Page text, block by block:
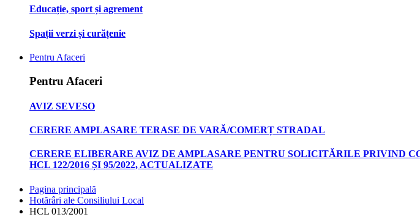
Educație, sport și agrement
Spații verzi și curățenie
Pentru Afaceri
Pentru Afaceri
AVIZ SEVESO
CERERE AMPLASARE TERASE DE VARĂ/COMERȚ STRADAL
CERERE ELIBERARE AVIZ DE AMPLASARE PENTRU SOLICITĂRILE PRIVIND
HCL 122/2016 ȘI 95/2022, ACTUALIZATE
Pagina principală
Hotărâri ale Consiliului Local
HCL 013/2001